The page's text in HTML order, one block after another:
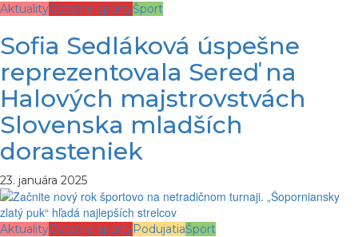
AktualityOstatné športyŠport
Sofia Sedláková úspešne
reprezentovala Sereď na
Halových majstrovstvách
Slovenska mladších
dorasteniek
23. januára 2025
AktualityOstatné športyPodujatiaŠport